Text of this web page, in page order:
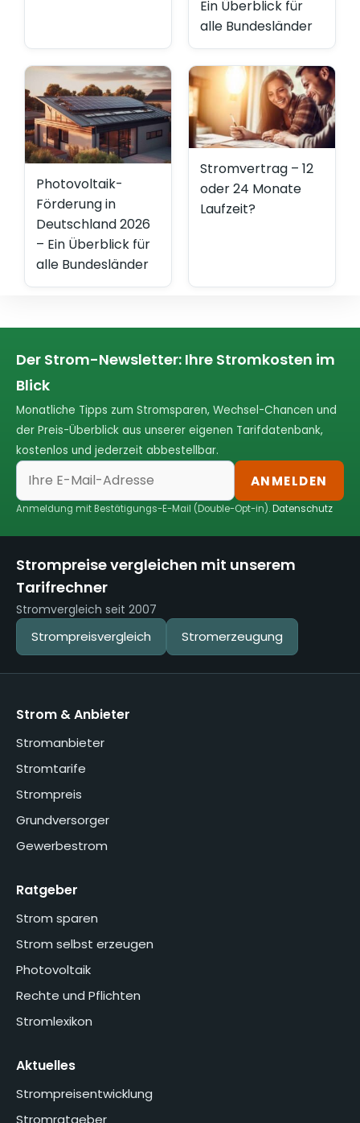
Ein Überblick für
alle Bundesländer
Photovoltaik-
Förderung in
Deutschland 2026
– Ein Überblick für
alle Bundesländer
Stromvertrag – 12
oder 24 Monate
Laufzeit?
Der Strom-Newsletter: Ihre Stromkosten im
Blick
Monatliche Tipps zum Stromsparen, Wechsel-Chancen und
der Preis-Überblick aus unserer eigenen Tarifdatenbank,
kostenlos und jederzeit abbestellbar.
ANMELDEN
Anmeldung mit Bestätigungs-E-Mail (Double-Opt-in).Datenschutz
Strompreise vergleichen mit unserem
Tarifrechner
Stromvergleich seit 2007
Strompreisvergleich Stromerzeugung
Strom & Anbieter
Stromanbieter
Stromtarife
Strompreis
Grundversorger
Gewerbestrom
Ratgeber
Strom sparen
Strom selbst erzeugen
Photovoltaik
Rechte und Pflichten
Stromlexikon
Aktuelles
Strompreisentwicklung